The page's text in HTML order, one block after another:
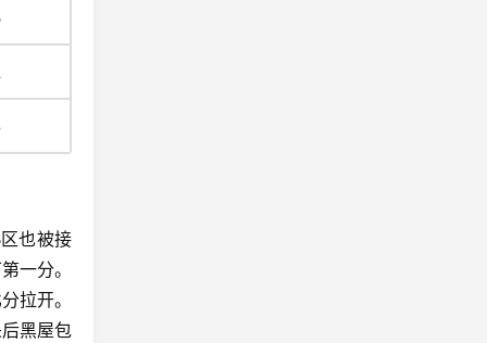
也被接
一分。
拉开。
黑屋包